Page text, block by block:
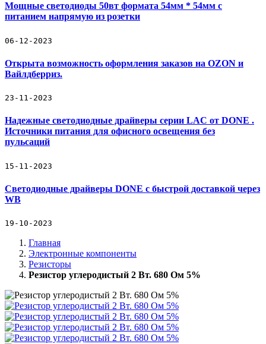
Мощные светодиоды 50вт формата 54мм * 54мм с
питанием напрямую из розетки
06-12-2023
Открыта возможность оформления заказов на OZON и
Вайлдберриз.
23-11-2023
Надежные светодиодные драйверы серии LAC от DONE .
Источники питания для офисного освещения без
пульсаций
15-11-2023
Светодиодные драйверы DONE с быстрой доставкой через
WB
19-10-2023
Главная
Электронные компоненты
Резисторы
Резистор углеродистый 2 Вт. 680 Ом 5%